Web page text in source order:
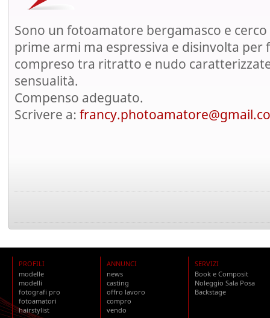
Sono un fotoamatore bergamasco e
prime armi ma espressiva e disinvolta per
compreso tra ritratto e nudo
sensualità.
Compenso adeguato.
Scrivere a:
PROFILI
modelle
modelli
fotografi pro
fotoamatori
hairstylist
ANNUNCI
news
casting
offro lavoro
compro
vendo
SERVIZI
Book e Composit
Noleggio Sala Posa
Backstage